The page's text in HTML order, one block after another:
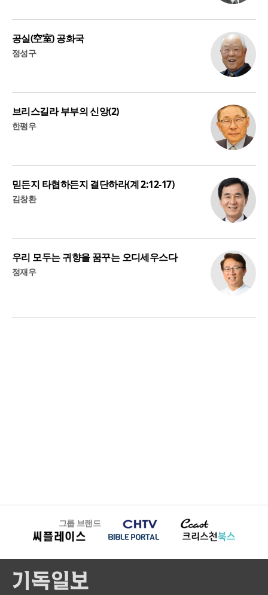
공실(空室) 공화국
정성구
브리스길라 부부의 신앙(2)
한평우
믿든지 타협하든지 결단하라(계 2:12-17)
김창환
우리 모두는 귀향을 꿈꾸는 오디세우스다
정재우
그룹 브랜드